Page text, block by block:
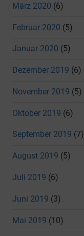
März 2020 (6)
Februar 2020 (5)
Januar 2020 (5)
Dezember 2019 (6)
November 2019 (5)
Oktober 2019 (6)
September 2019 (7)
August 2019 (5)
Juli 2019 (6)
Juni 2019 (3)
Mai 2019 (10)